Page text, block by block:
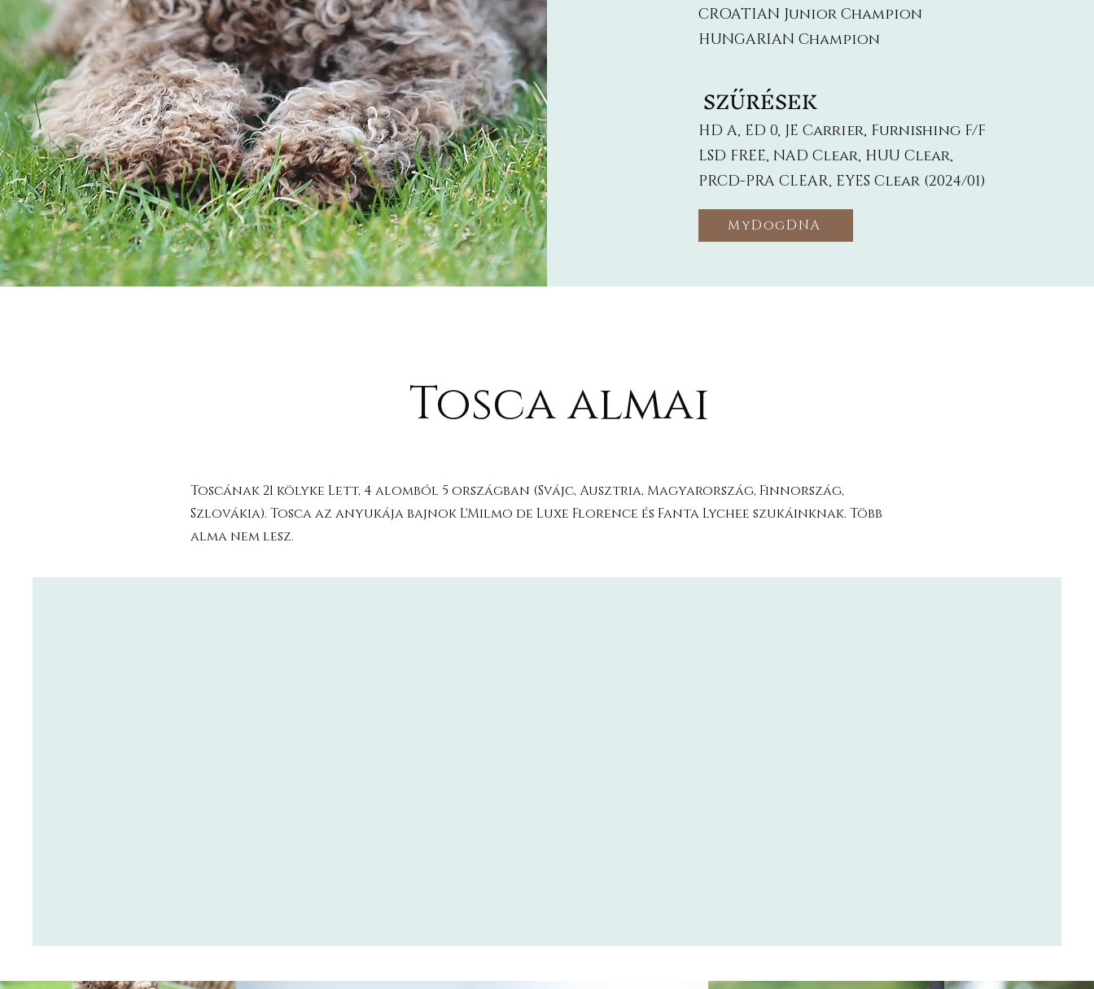
CROATIAN Junior Champion
HUNGARIAN Champion
SZŰRÉSEK
HD A, ED 0, JE Carrier, Furnishing F/F
LSD FREE, NAD Clear, HUU Clear,
PRCD-PRA CLEAR, EYES Clear (2024/01)
MyDogDNA
Tosca almai
Toscának 21 kölyke Lett, 4 alomból 5 országban (Svájc, Ausztria, Magyarország, Finnország,
Szlovákia). Tosca az anyukája bajnok L'Milmo de Luxe Florence és Fanta Lychee szukáinknak. Több
alma nem lesz.